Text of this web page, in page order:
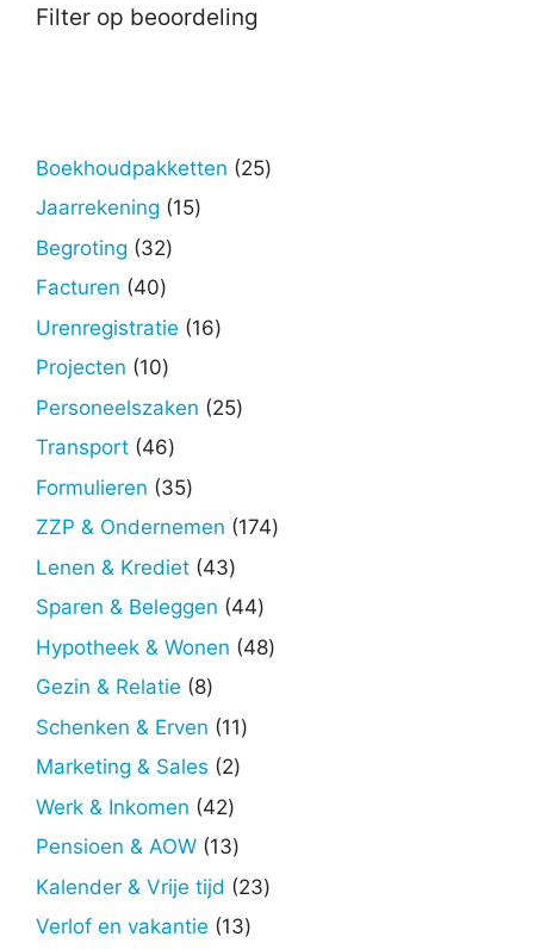
Filter op beoordeling
Boekhoudpakketten 2525
Jaarrekening 1515
Begroting 3232
Facturen 4040
producten
Urenregistratie 1616
Projecten 1010
producten
Personeelszaken 2525
Transport 4646
producten
Formulieren 3535
producten
ZZP & Ondernemen 174174
Lenen & Krediet 4343
producten
Sparen & Beleggen 4444
producten
Hypotheek & Wonen 4848
Gezin & Relatie 88
producten
Schenken & Erven 1111
Marketing & Sales 22
Werk & Inkomen 4242
producten
Pensioen & AOW 1313
producten
Kalender & Vrije tijd 2323
Verlof en vakantie 1313